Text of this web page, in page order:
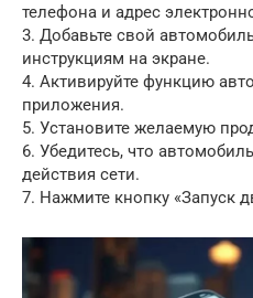
телефона и адрес
3. Добавьте свой
инструкциям на экране.
4. Активируйте функцию
приложения.
5. Установите желаемую
6. Убедитесь, что
действия сети.
7. Нажмите кнопку «Запуск